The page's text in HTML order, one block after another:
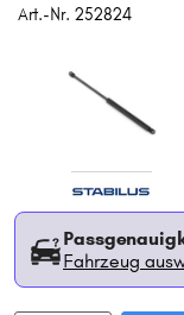
Art.-Nr. 252824
Fahrzeug